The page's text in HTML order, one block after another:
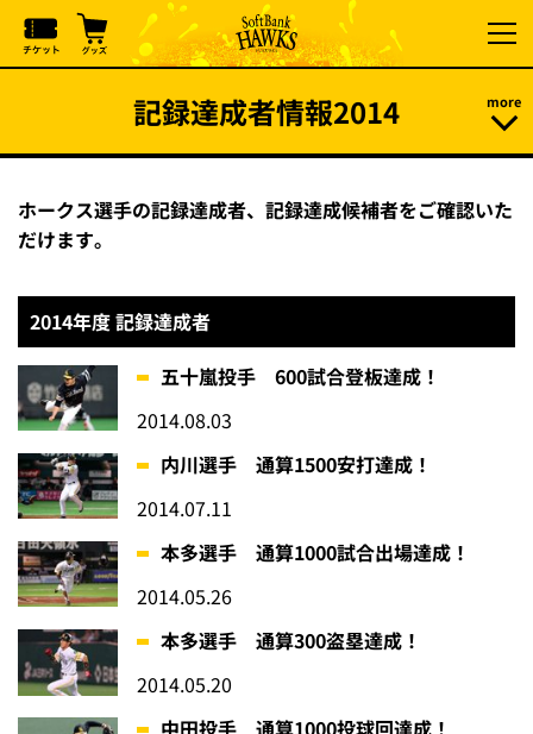
記録達成者情報2014
ホークス選手の記録達成者、記録達成候補者をご確認いた
だけます。
2014年度 記録達成者
五十嵐投手 600試合登板達成！
2014.08.03
内川選手 通算1500安打達成！
2014.07.11
本多選手 通算1000試合出場達成！
2014.05.26
本多選手 通算300盗塁達成！
2014.05.20
中田投手 通算1000投球回達成！